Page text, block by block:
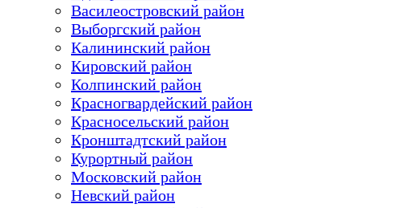
Василеостровский район
Выборгский район
Калининский район
Кировский район
Колпинский район
Красногвардейский район
Красносельский район
Кронштадтский район
Курортный район
Московский район
Невский район